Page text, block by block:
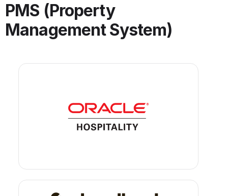
PMS (Property
Management System)